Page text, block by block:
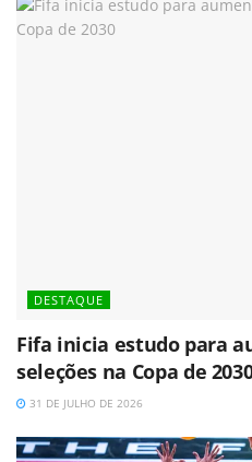
DESTAQUE
Fifa inicia estudo para
seleções na Copa de
31 DE JULHO DE 2026